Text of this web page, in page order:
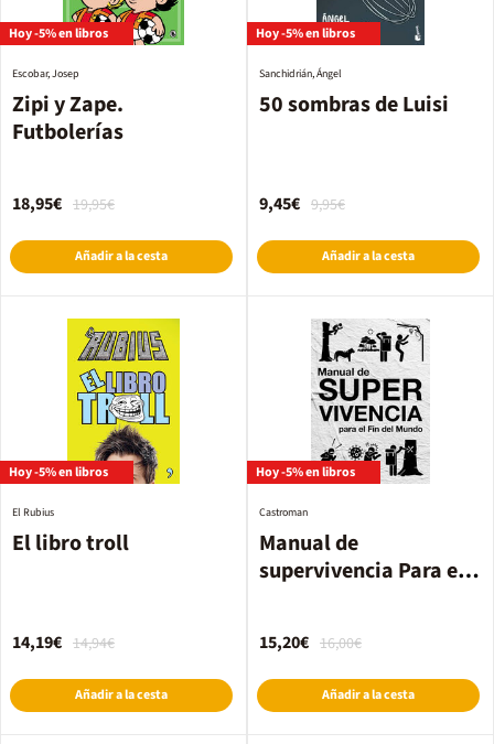
Hoy -5% en libros
Zipi y Zape.
Futbolerías
Escobar, Josep
19,95€
18,95€
Añadir a la cesta
Hoy -5% en libros
50 sombras de Luisi
Sanchidrián, Ángel
9,95€
9,45€
Añadir a la cesta
Hoy -5% en libros
El libro troll
El Rubius
14,94€
14,19€
Añadir a la cesta
Hoy -5% en libros
Manual de
supervivencia Para el
Castroman
16,00€
15,20€
Añadir a la cesta